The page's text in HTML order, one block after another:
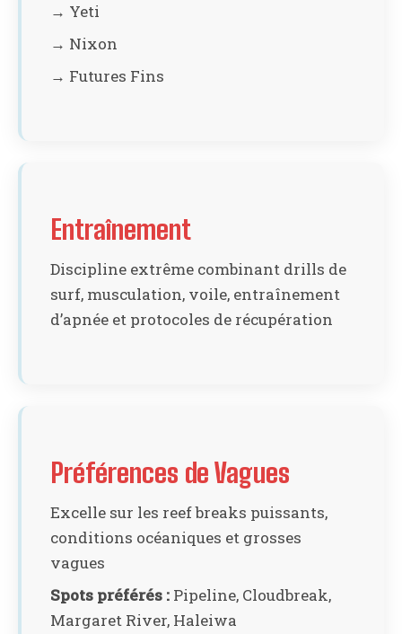
→ Yeti
→ Nixon
→ Futures Fins
Entraînement
Discipline extrême combinant drills de
surf, musculation, voile, entraînement
d’apnée et protocoles de récupération
Préférences de Vagues
Excelle sur les reef breaks puissants,
conditions océaniques et grosses
vagues
Spots préférés : Pipeline, Cloudbreak,
Margaret River, Haleiwa